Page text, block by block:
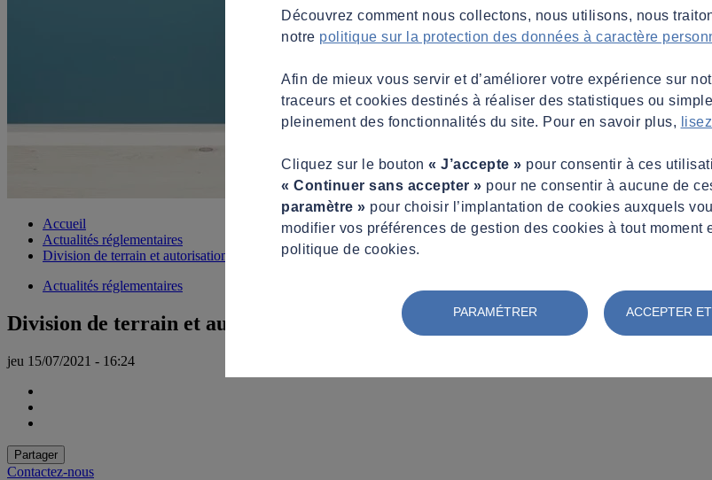
Accueil
Actualités réglementaires
Division de terrain et autorisation de construire : une question de temporalité
Actualités réglementaires
Division de terrain et autorisation de construire : une question de temporalité
jeu 15/07/2021 - 16:24
Partager
Contactez-nous
Découvrez comment nous collectons, nous utilisons, nous
notre politique sur la protection des données à caractère
Afin de mieux vous servir et d’améliorer votre expérience sur
traceurs et cookies destinés à réaliser des statistiques ou
pleinement des fonctionnalités du site. Pour en savoir plus,
Cliquez sur le bouton « J’accepte » pour consentir à ces
« Continuer sans accepter » pour ne consentir à aucune de
paramètre » pour choisir l’implantation de cookies auxquels
modifier vos préférences de gestion des cookies à tout moment
politique de cookies.
PARAMÉTRER ACCEPTER